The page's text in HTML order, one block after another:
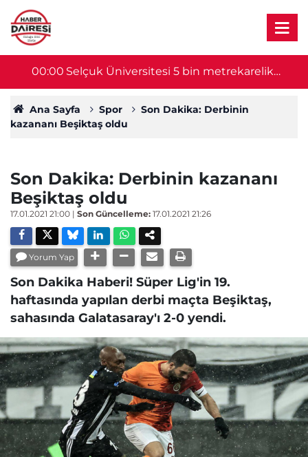
00:00Selçuk Üniversitesi 5 bin metrekarelik
prefabrik depo için ihaleye çıkıyor
Ana Sayfa Spor
Son Dakika: Derbinin
kazananı Beşiktaş oldu
Son Dakika: Derbinin kazananı
Beşiktaş oldu
17.01.2021 21:00 | Son Güncelleme: 17.01.2021 21:26
Yorum Yap
Son Dakika Haberi! Süper Lig'in 19.
haftasında yapılan derbi maçta Beşiktaş,
sahasında Galatasaray'ı 2-0 yendi.